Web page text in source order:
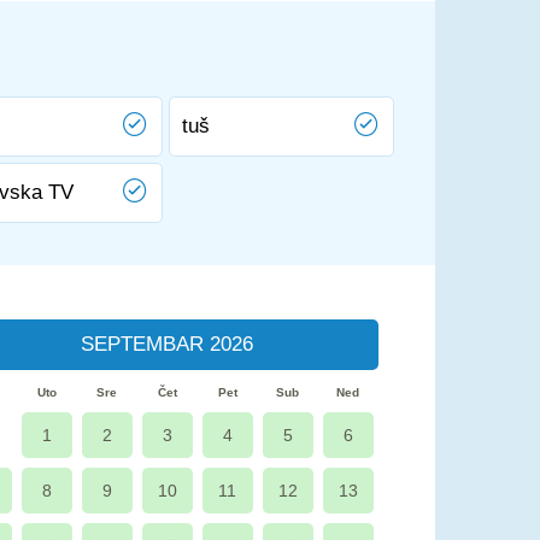
tuš
TV
SEPTEMBAR 2026
Uto Sre Čet Pet Sub Ned
1 2 3 4 5 6
8 9 10 11 12 13